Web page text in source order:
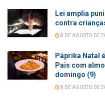
Lei amplia
contra
8 DE AGOSTO DE
Páprika Natal
Pais com
domingo (9)
8 DE AGOSTO DE